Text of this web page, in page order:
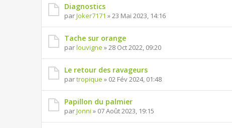
Diagnostics
parJoker7171 » 23 Mai 2023, 14:16
Tache sur orange
parlouvigne » 28 Oct 2022, 09:20
Le retour des ravageurs
partropique » 02 Fév 2024, 01:48
Papillon du palmier
parJonni » 07 Août 2023, 19:15